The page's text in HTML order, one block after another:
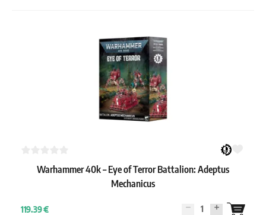
Warhammer 40k – Eye of Terror Battalion: Adeptus
Mechanicus
119.39 € 1